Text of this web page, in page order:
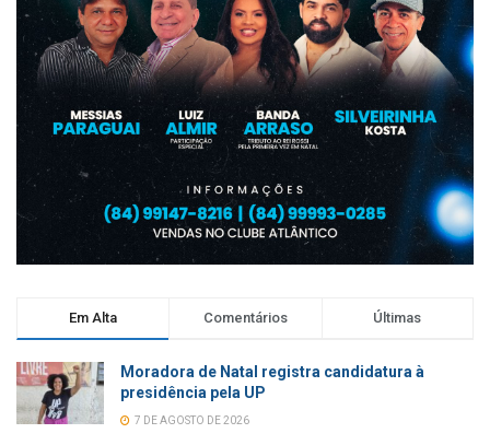
Em Alta Comentários Últimas
Moradora de Natal registra candidatura à
presidência pela UP
7 DE AGOSTO DE 2026